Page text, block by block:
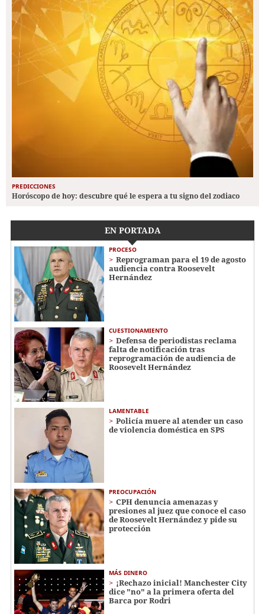
PREDICCIONES
Horóscopo de hoy: descubre qué le espera a tu signo del zodiaco
EN PORTADA
PROCESO
Reprograman para el 19 de agosto
audiencia contra Roosevelt
Hernández
CUESTIONAMIENTO
Defensa de periodistas reclama
falta de notificación tras
reprogramación de audiencia de
Roosevelt Hernández
LAMENTABLE
Policía muere al atender un caso
de violencia doméstica en SPS
PREOCUPACIÓN
CPH denuncia amenazas y
presiones al juez que conoce el caso
de Roosevelt Hernández y pide su
protección
MÁS DINERO
¡Rechazo inicial! Manchester City
dice "no" a la primera oferta del
Barca por Rodri